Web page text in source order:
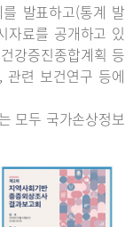
발표하고(통계 발
자료를 공개하고 있
강증진종합계획 등
관련 보건연구 등에
모두 국가손상정보